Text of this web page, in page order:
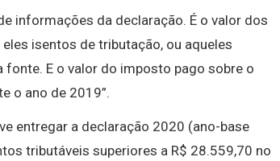
informações da declaração. É o valor dos
isentos de tributação, ou aqueles
E o valor do imposto pago sobre o
o ano de 2019”.
entregar a declaração 2020 (ano-base
tributáveis superiores a R$ 28.559,70 no